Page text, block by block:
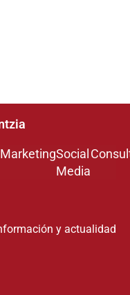
MarketingSocial
Media
y actualidad